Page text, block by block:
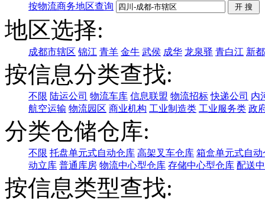
按物流商务地区查询
地区选择:
成都市辖区 锦江 青羊 金牛 武侯 成华 龙泉驿 青白江 新都
按信息分类查找:
不限 陆运公司 物流车库 信息联盟 物流招标 快递公司 内
航空运输 物流园区 商业机构 工业制造类 工业服务类 政
分类仓储仓库:
不限 托盘单元式自动仓库 高架叉车仓库 箱盒单元式自动
动立库 普通库房 物流中心型仓库 存储中心型仓库 配送
按信息类型查找: